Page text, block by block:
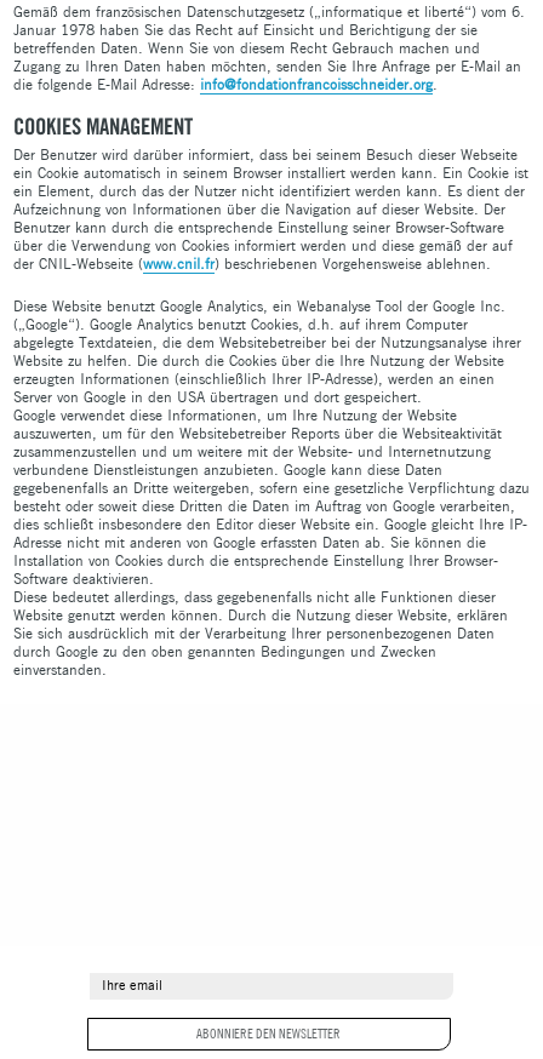
Gemäß dem französischen Datenschutzgesetz („informatique et liberté“) vom 6.
Januar 1978 haben Sie das Recht auf Einsicht und Berichtigung der sie
betreffenden Daten. Wenn Sie von diesem Recht Gebrauch machen und
Zugang zu Ihren Daten haben möchten, senden Sie Ihre Anfrage per E-Mail an
die folgende E-Mail Adresse: info@fondationfrancoisschneider.org.
COOKIES MANAGEMENT
Der Benutzer wird darüber informiert, dass bei seinem Besuch dieser Webseite
ein Cookie automatisch in seinem Browser installiert werden kann. Ein Cookie ist
ein Element, durch das der Nutzer nicht identifiziert werden kann. Es dient der
Aufzeichnung von Informationen über die Navigation auf dieser Website. Der
Benutzer kann durch die entsprechende Einstellung seiner Browser-Software
über die Verwendung von Cookies informiert werden und diese gemäß der auf
der CNIL-Webseite (www.cnil.fr) beschriebenen Vorgehensweise ablehnen.
Diese Website benutzt Google Analytics, ein Webanalyse Tool der Google Inc.
(„Google“). Google Analytics benutzt Cookies, d.h. auf ihrem Computer
abgelegte Textdateien, die dem Websitebetreiber bei der Nutzungsanalyse ihrer
Website zu helfen. Die durch die Cookies über die Ihre Nutzung der Website
erzeugten Informationen (einschließlich Ihrer IP-Adresse), werden an einen
Server von Google in den USA übertragen und dort gespeichert.
Google verwendet diese Informationen, um Ihre Nutzung der Website
auszuwerten, um für den Websitebetreiber Reports über die Websiteaktivität
zusammenzustellen und um weitere mit der Website- und Internetnutzung
verbundene Dienstleistungen anzubieten. Google kann diese Daten
gegebenenfalls an Dritte weitergeben, sofern eine gesetzliche Verpflichtung dazu
besteht oder soweit diese Dritten die Daten im Auftrag von Google verarbeiten,
dies schließt insbesondere den Editor dieser Website ein. Google gleicht Ihre IP-
Adresse nicht mit anderen von Google erfassten Daten ab. Sie können die
Installation von Cookies durch die entsprechende Einstellung Ihrer Browser-
Software deaktivieren.
Diese bedeutet allerdings, dass gegebenenfalls nicht alle Funktionen dieser
Website genutzt werden können. Durch die Nutzung dieser Website, erklären
Sie sich ausdrücklich mit der Verarbeitung Ihrer personenbezogenen Daten
durch Google zu den oben genannten Bedingungen und Zwecken
einverstanden.
ABONNIERE DEN NEWSLETTER